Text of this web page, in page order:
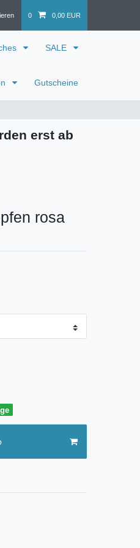
0 0,00 EUR
SALE
Gutscheine
erst ab
rosa